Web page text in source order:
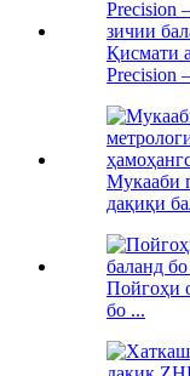
Қисмати
Precision
Мукааби
дақиқи
Пойгоҳи
бо ...